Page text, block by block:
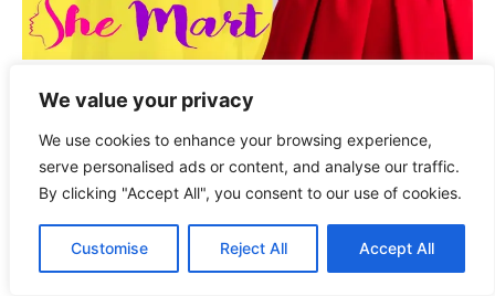
We value your privacy
We use cookies to enhance your browsing experience,
serve personalised ads or content, and analyse our traffic.
By clicking "Accept All", you consent to our use of cookies.
Customise Reject All Accept All